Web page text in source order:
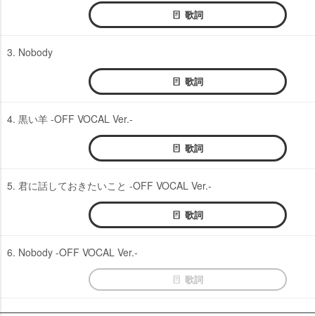
歌詞
3. Nobody
歌詞
4. 黒い羊 -OFF VOCAL Ver.-
歌詞
5. 君に話しておきたいこと -OFF VOCAL Ver.-
歌詞
6. Nobody -OFF VOCAL Ver.-
歌詞